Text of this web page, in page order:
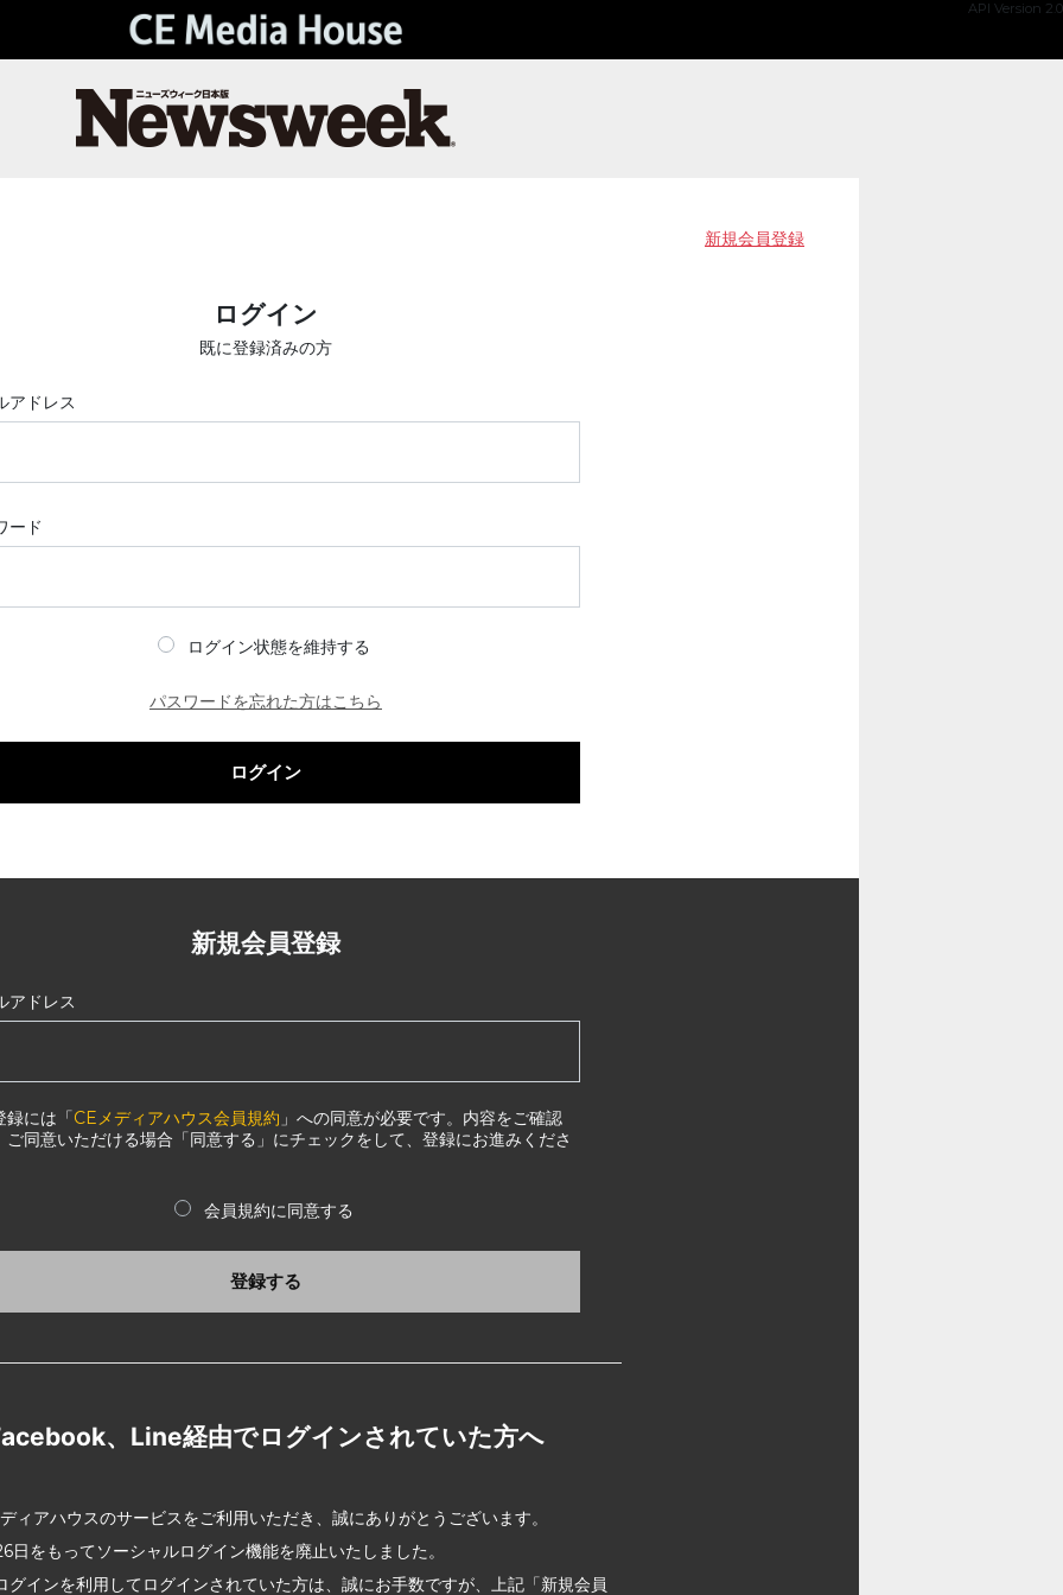
API Version 2.0
新規会員登録
ログイン
既に登録済みの方
アドレス
ード
ログイン状態を維持する
パスワードを忘れた方はこちら
ログイン
新規会員登録
アドレス
録には「CEメディアハウス会員規約 」への同意が必要です。内容をご確認
ご同意いただける場合「同意する」にチェックをして、登録にお進みくださ
会員規約に同意する
登録する
、Line経由でログインされていた方へ
ィアハウスのサービスをご利用いただき、誠にありがとうございます。
日をもってソーシャルログイン機能を廃止いたしました。
グインを利用してログインされていた方は、誠にお手数ですが、上記「新規会員